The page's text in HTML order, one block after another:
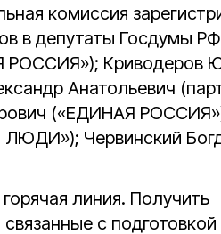
комиссия
в депутаты Госдумы
РОССИЯ»); Криводеров
Анатольевич
(«ЕДИНАЯ
Червинский
линия. Получить
с подготовкой